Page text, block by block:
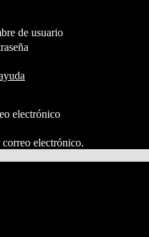
de usuario
electrónico
correo electrónico.